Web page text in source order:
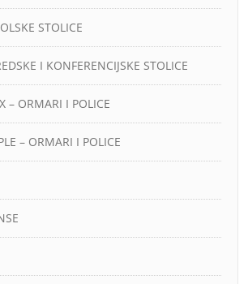
STOLICE
I KONFERENCIJSKE STOLICE
– ORMARI I POLICE
– ORMARI I POLICE